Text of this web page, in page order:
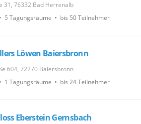
31, 76332 Bad Herrenalb
5 Tagungsräume • bis 50 Teilnehmer
Löwen Baiersbronn
604, 72270 Baiersbronn
1 Tagungsräume • bis 24 Teilnehmer
Eberstein Gernsbach